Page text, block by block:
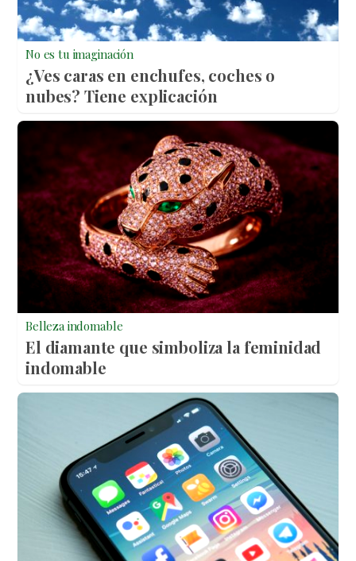
No es tu imaginación
¿Ves caras en enchufes, coches o
nubes? Tiene explicación
Belleza indomable
El diamante que simboliza la feminidad
indomable